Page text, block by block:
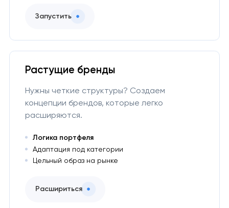
Запустить
Растущие бренды
Нужны четкие структуры? Создаем
концепции брендов, которые легко
расширяются.
Логика портфеля
Адаптация под категории
Цельный образ на рынке
Расшириться